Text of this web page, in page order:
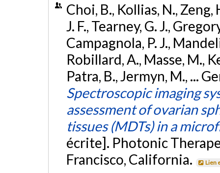
Choi, B., Kollias, N., Zeng,
J. F., Tearney, G. J.,
Campagnola, P. J.,
Robillard, A., Masse, M.,
Patra, B., Jermyn, M., ...
Spectroscopic imaging
assessment of ovarian
tissues (MDTs) in a
écrite]. Photonic
Francisco, California.
Lien